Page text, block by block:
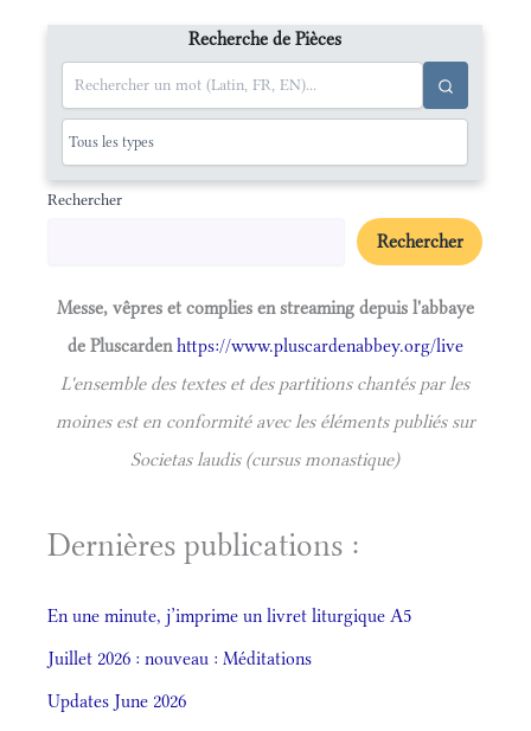
Recherche de Pièces
Rechercher
Rechercher
Messe, vêpres et complies en streaming depuis l'abbaye
de Pluscardenhttps://www.pluscardenabbey.org/live
L'ensemble des textes et des partitions chantés par les
moines est en conformité avec les éléments publiés sur
Societas laudis (cursus monastique)
Dernières publications :
En une minute, j’imprime un livret liturgique A5
Juillet 2026 : nouveau : Méditations
Updates June 2026